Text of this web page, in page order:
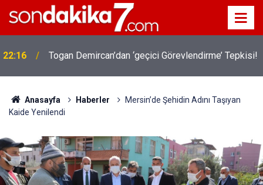
22:16 Togan Demircan’dan ‘geçici Görevlendirme’ Tepkisi!
Anasayfa Haberler
Mersin’de Şehidin Adını Taşıyan
Kaide Yenilendi